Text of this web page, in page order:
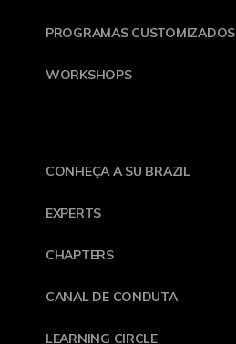
PROGRAMAS CUSTOMIZADOS
WORKSHOPS
CONHEÇA A SU BRAZIL
EXPERTS
CHAPTERS
CANAL DE CONDUTA
LEARNING CIRCLE